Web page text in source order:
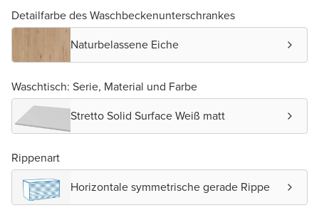
Detailfarbe des Waschbeckenunterschrankes
Naturbelassene Eiche
Waschtisch: Serie, Material und Farbe
Stretto Solid Surface Weiß matt
Rippenart
Horizontale symmetrische gerade Rippe